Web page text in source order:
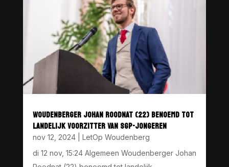
WOUDENBERGER JOHAN ROODNAT (22) BENOEMD TOT
LANDELIJK VOORZITTER VAN SGP-JONGEREN
nov 12, 2024| LetOp Woudenberg
di 12 nov, 15:24 Algemeen Woudenberger Johan